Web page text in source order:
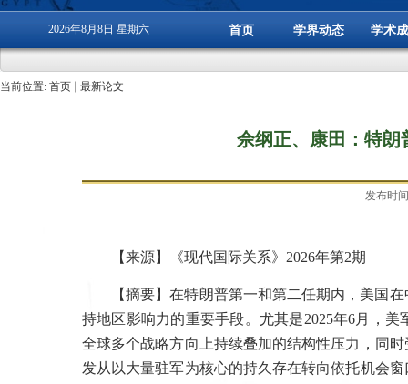
2026年8月8日 星期六 首页 学界动态 学术
当前位置: 首页 最新论文
佘纲正、康田：特朗
发布时
【来源】《现代国际关系》 2026年第2期
【摘要】在特朗普第一和第二任期内，美国
持地区影响力的重要手段。尤其是2025年6月，美
全球多个战略方向上持续叠加的结构性压力，同
发从以大量驻军为核心的持久存在转向依托机会